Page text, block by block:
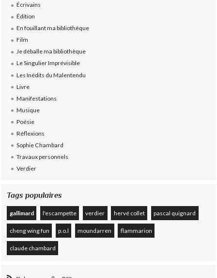
Écrivains
Édition
En fouillant ma bibliothèque
Film
Je déballe ma bibliothèque
Le Singulier Imprévisible
Les Inédits du Malentendu
Livre
Manifestations
Musique
Poésie
Réflexions
Sophie Chambard
Travaux personnels
Verdier
Tags populaires
gallimard l'escampette verdier hervé collet pascal quignard
cheng wing fun p.o.l moundarren flammarion
claude chambard